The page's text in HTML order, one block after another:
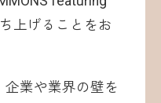
上げることをお
業や業界の壁を